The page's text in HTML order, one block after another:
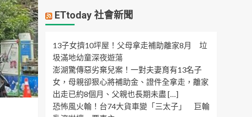
ETtoday 社會新聞
13子女擠10坪屋！父母拿走補助離家8月 垃
圾滿地幼童深夜遊蕩
澎湖驚傳惡劣棄兒案！一對夫妻育有13名子
女，母親卻狠心將補助金、證件全拿走，離家
出走已約8個月、父親也長期未盡 […]
恐怖風火輪！台74大貨車變「三太子」 巨輪